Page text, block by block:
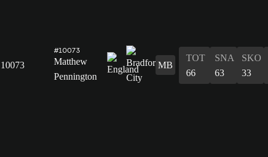
10073
#10073
Matthew
Pennington
MB
TOT
66
SNA
63
SKO
33